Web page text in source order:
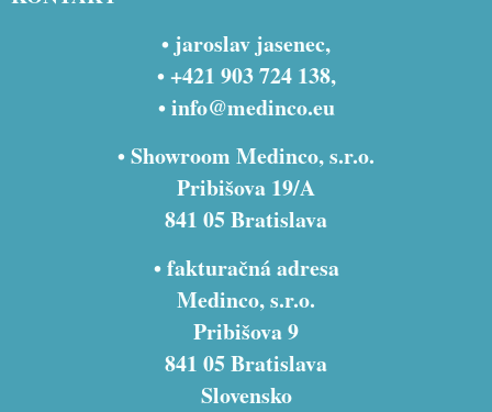
• jaroslav jasenec,
• +421 903 724 138,
•info@medinco.eu
• Showroom Medinco, s.r.o.
Pribišova 19/A
841 05 Bratislava
• fakturačná adresa
Medinco, s.r.o.
Pribišova 9
841 05 Bratislava
Slovensko